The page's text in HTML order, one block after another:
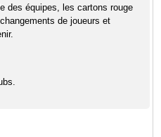
des équipes, les cartons rouge
de joueurs et